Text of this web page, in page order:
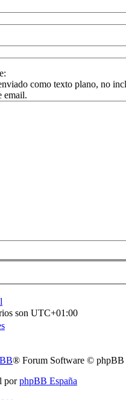
como texto plano, no
email.
son UTC+01:00
® Forum Software ©
porphpBB España